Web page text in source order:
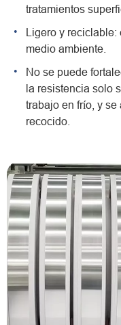
tratamientos
Ligero y
medio ambiente.
No se puede
la resistencia solo
trabajo en frío, y se
recocido.